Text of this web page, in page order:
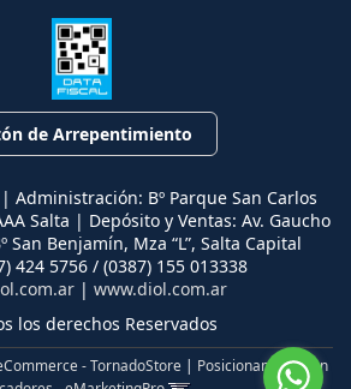
de Arrepentimiento
Administración: Bº Parque San Carlos
Salta | Depósito y Ventas: Av. Gaucho
San Benjamín, Mza “L”, Salta Capital
424 5756 / (0387) 155 013338
| www.diol.com.ar
los derechos Reservados
- TornadoStore | Posicionamiento en